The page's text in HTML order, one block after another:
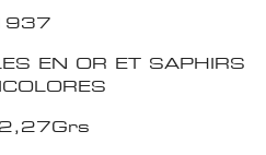
EN OR ET SAPHIRS